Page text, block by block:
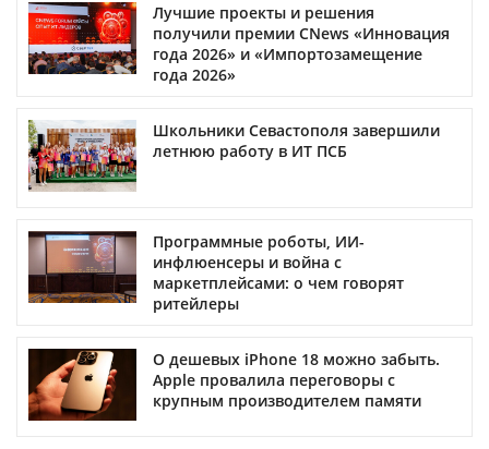
Лучшие проекты и решения
получили премии CNews «Инновация
года 2026» и «Импортозамещение
года 2026»
Школьники Севастополя завершили
летнюю работу в ИТ ПСБ
Программные роботы, ИИ-
инфлюенсеры и война с
маркетплейсами: о чем говорят
ритейлеры
О дешевых iPhone 18 можно забыть.
Apple провалила переговоры с
крупным производителем памяти